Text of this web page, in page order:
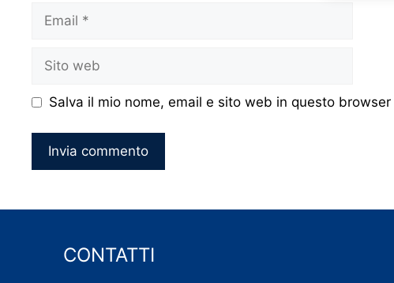
Email
Sito
web
Salva il mio nome, email e sito web in questo
CONTATTI